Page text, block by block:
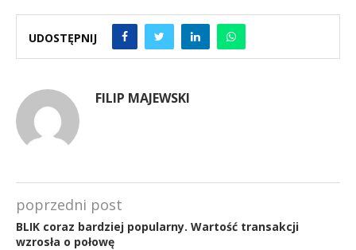
UDOSTĘPNIJ
FILIP MAJEWSKI
poprzedni post
BLIK coraz bardziej popularny. Wartość transakcji
wzrosła o połowę